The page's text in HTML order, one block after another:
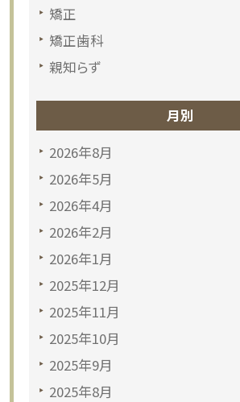
矯正
矯正歯科
親知らず
月別
2026年8月
2026年5月
2026年4月
2026年2月
2026年1月
2025年12月
2025年11月
2025年10月
2025年9月
2025年8月